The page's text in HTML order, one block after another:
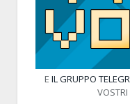
E IL GRUPPO